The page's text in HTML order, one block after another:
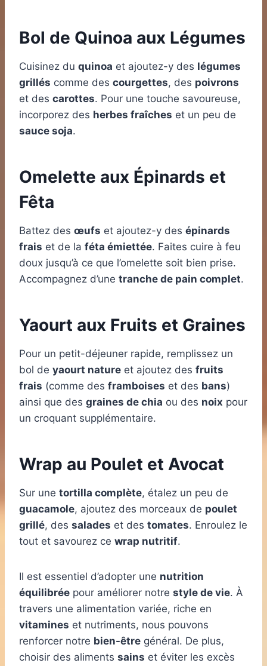
Bol de Quinoa aux Légumes
Cuisinez du quinoa et ajoutez-y des légumes
grillés comme des courgettes, des poivrons
et des carottes. Pour une touche savoureuse,
incorporez des herbes fraîches et un peu de
sauce soja.
Omelette aux Épinards et
Fêta
Battez des œufs et ajoutez-y des épinards
frais et de la féta émiettée. Faites cuire à feu
doux jusqu’à ce que l’omelette soit bien prise.
Accompagnez d’une tranche de pain complet.
Yaourt aux Fruits et Graines
Pour un petit-déjeuner rapide, remplissez un
bol de yaourt nature et ajoutez des fruits
frais (comme des framboises et des bans)
ainsi que des graines de chia ou des noix pour
un croquant supplémentaire.
Wrap au Poulet et Avocat
Sur une tortilla complète, étalez un peu de
guacamole, ajoutez des morceaux de poulet
grillé, des salades et des tomates. Enroulez le
tout et savourez ce wrap nutritif.
Il est essentiel d’adopter une nutrition
équilibrée pour améliorer notre style de vie. À
travers une alimentation variée, riche en
vitamines et nutriments, nous pouvons
renforcer notre bien-être général. De plus,
choisir des aliments sains et éviter les excès